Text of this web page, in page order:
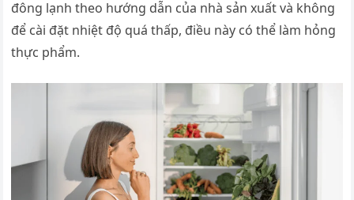
đông lạnh theo hướng dẫn của nhà sản xuất và không
để cài đặt nhiệt độ quá thấp, điều này có thể làm hỏng
thực phẩm.